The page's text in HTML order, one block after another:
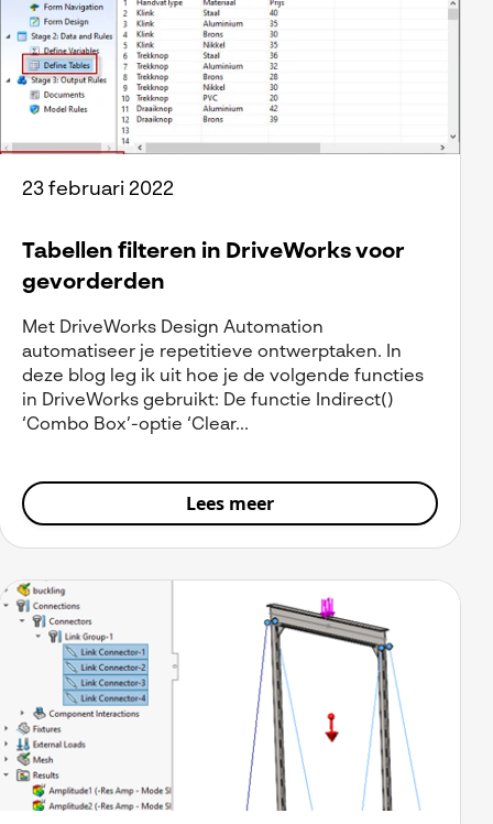
23 februari 2022
Tabellen filteren in DriveWorks voor
gevorderden
Met DriveWorks Design Automation
automatiseer je repetitieve ontwerptaken. In
deze blog leg ik uit hoe je de volgende functies
in DriveWorks gebruikt: De functie Indirect()
‘Combo Box’-optie ‘Clear...
Lees meer